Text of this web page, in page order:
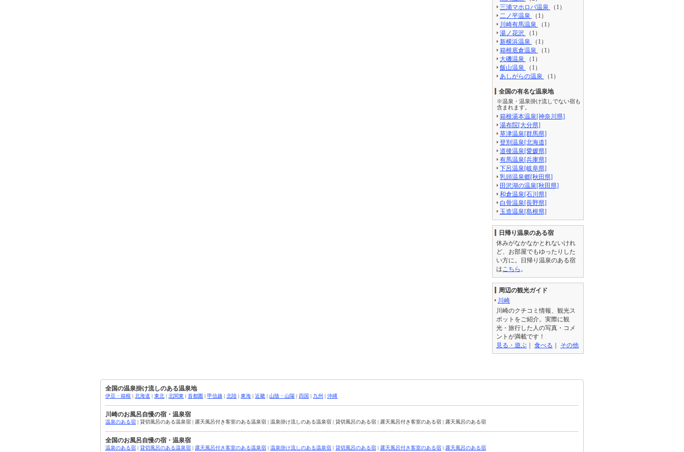
三浦マホロバ温泉
（1）
二ノ平温泉
（1）
川崎有馬温泉
（1）
湯ノ花沢
（1）
新横浜温泉
（1）
箱根底倉温泉
（1）
大磯温泉
（1）
飯山温泉
（1）
あしがらの温泉
（1）
全国の有名な温泉地
※温泉・温泉掛け流しでない宿も
含まれます。
箱根湯本温泉[神奈川県]
湯布院[大分県]
草津温泉[群馬県]
登別温泉[北海道]
道後温泉[愛媛県]
有馬温泉[兵庫県]
下呂温泉[岐阜県]
乳頭温泉郷[秋田県]
田沢湖の温泉[秋田県]
和倉温泉[石川県]
白骨温泉[長野県]
玉造温泉[島根県]
日帰り温泉のある宿
休みがなかなかとれないけれ
ど、お部屋でもゆったりした
い方に。日帰り温泉のある宿
は こちら 。
周辺の観光ガイド
川崎
川崎のクチコミ情報、観光ス
ポットをご紹介。実際に観
光・旅行した人の写真・コメ
ントが満載です！
見る・遊ぶ ｜ 食べる ｜ その他
全国の温泉掛け流しのある温泉地
伊豆・箱根 | 北海道 | 東北 | 北関東 | 首都圏 | 甲信越 | 北陸 | 東海 | 近畿 | 山陰・山陽 | 四国 | 九州 | 沖縄
川崎のお風呂自慢の宿・温泉宿
温泉のある宿 | 貸切風呂のある温泉宿 | 露天風呂付き客室のある温泉宿 | 温泉掛け流しのある温泉宿 | 貸切風呂のある宿 | 露天風呂付き客室のある宿 | 露天風呂のある宿
全国のお風呂自慢の宿・温泉宿
温泉のある宿 | 貸切風呂のある温泉宿 | 露天風呂付き客室のある温泉宿 | 温泉掛け流しのある温泉宿 | 貸切風呂のある宿 | 露天風呂付き客室のある宿 | 露天風呂のある宿